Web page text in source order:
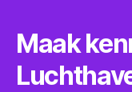
Maak